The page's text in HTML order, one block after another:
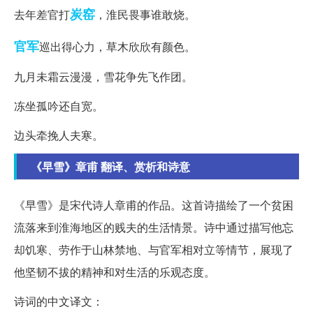
去年差官打炭窑 ，淮民畏事谁敢烧。
官军巡出得心力，草木欣欣有颜色。
九月未霜云漫漫，雪花争先飞作团。
冻坐孤吟还自宽。
边头牵挽人夫寒。
《早雪》章甫 翻译、赏析和诗意
《早雪》是宋代诗人章甫的作品。这首诗描绘了一个贫困
流落来到淮海地区的贱夫的生活情景。诗中通过描写他忘
却饥寒、劳作于山林禁地、与官军相对立等情节，展现了
他坚韧不拔的精神和对生活的乐观态度。
诗词的中文译文：